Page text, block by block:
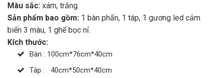
Màu sắc: xám, trắng.
Sản phẩm bao gồm: 1 bàn phấn, 1 táp, 1 gương led cảm
biến 3 màu, 1 ghế bọc nỉ.
Kích thước:
Bàn : 100cm*76cm*40cm
Táp : 40cm*50cm*40cm